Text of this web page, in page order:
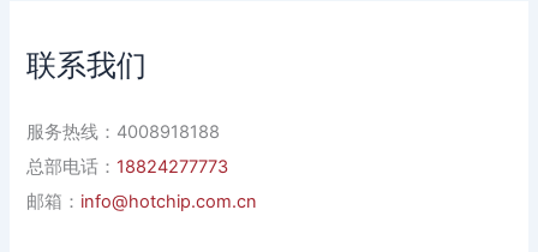
联系我们
服务热线：4008918188
总部电话：18824277773
邮箱： info@hotchip.com.cn